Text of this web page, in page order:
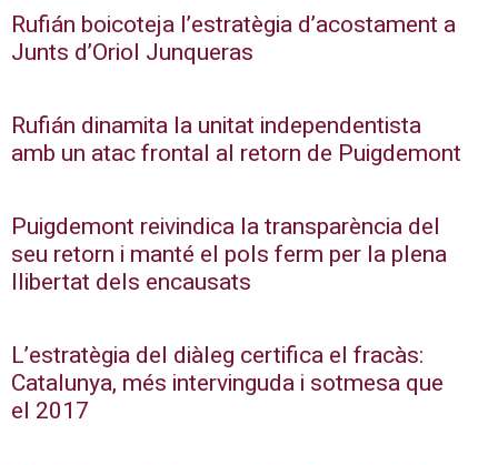
Rufián boicoteja l’estratègia d’acostament a
Junts d’Oriol Junqueras
Rufián dinamita la unitat independentista
amb un atac frontal al retorn de Puigdemont
Puigdemont reivindica la transparència del
seu retorn i manté el pols ferm per la plena
llibertat dels encausats
L’estratègia del diàleg certifica el fracàs:
Catalunya, més intervinguda i sotmesa que
el 2017